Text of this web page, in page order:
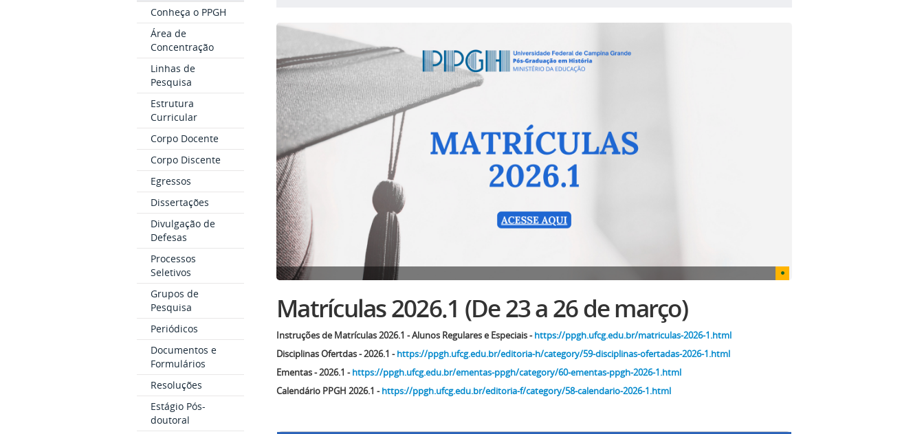
Conheça o PPGH
Área de
Concentração
Linhas de
Pesquisa
Estrutura
Curricular
Corpo Docente
Corpo Discente
Egressos
Dissertações
Divulgação de
Defesas
Processos
Seletivos
Grupos de
Pesquisa
Periódicos
Documentos e
Formulários
Resoluções
Estágio Pós-
doutoral
Matrículas 2026.1 (De 23 a 26 de março)
Instruções de Matrículas 2026.1 - Alunos Regulares e Especiais -https://ppgh.ufcg.edu.br/matriculas-2026-1.html
Disciplinas Ofertdas - 2026.1 -https://ppgh.ufcg.edu.br/editoria-h/category/59-disciplinas-ofertadas-2026-1.html
Ementas - 2026.1 -https://ppgh.ufcg.edu.br/ementas-ppgh/category/60-ementas-ppgh-2026-1.html
Calendário PPGH 2026.1 -https://ppgh.ufcg.edu.br/editoria-f/category/58-calendario-2026-1.html